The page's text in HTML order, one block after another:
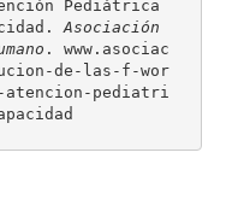
Pediátrica
Asociación
. www.asociac
de-las-f-wor
atencion-pediatri